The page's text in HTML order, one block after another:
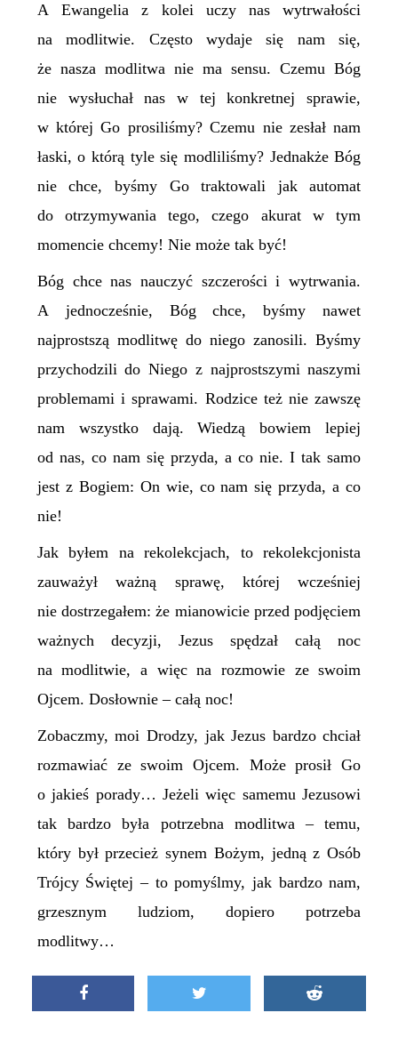
A Ewangelia z kolei uczy nas wytrwałości
na modlitwie. Często wydaje się nam się,
że nasza modlitwa nie ma sensu. Czemu Bóg
nie wysłuchał nas w tej konkretnej sprawie,
w której Go prosiliśmy? Czemu nie zesłał nam
łaski, o którą tyle się modliliśmy? Jednakże Bóg
nie chce, byśmy Go traktowali jak automat
do otrzymywania tego, czego akurat w tym
momencie chcemy! Nie może tak być!
Bóg chce nas nauczyć szczerości i wytrwania.
A jednocześnie, Bóg chce, byśmy nawet
najprostszą modlitwę do niego zanosili. Byśmy
przychodzili do Niego z najprostszymi naszymi
problemami i sprawami. Rodzice też nie zawszę
nam wszystko dają. Wiedzą bowiem lepiej
od nas, co nam się przyda, a co nie. I tak samo
jest z Bogiem: On wie, co nam się przyda, a co
nie!
Jak byłem na rekolekcjach, to rekolekcjonista
zauważył ważną sprawę, której wcześniej
nie dostrzegałem: że mianowicie przed podjęciem
ważnych decyzji, Jezus spędzał całą noc
na modlitwie, a więc na rozmowie ze swoim
Ojcem. Dosłownie – całą noc!
Zobaczmy, moi Drodzy, jak Jezus bardzo chciał
rozmawiać ze swoim Ojcem. Może prosił Go
o jakieś porady… Jeżeli więc samemu Jezusowi
tak bardzo była potrzebna modlitwa – temu,
który był przecież synem Bożym, jedną z Osób
Trójcy Świętej – to pomyślmy, jak bardzo nam,
grzesznym ludziom, dopiero potrzeba
modlitwy…